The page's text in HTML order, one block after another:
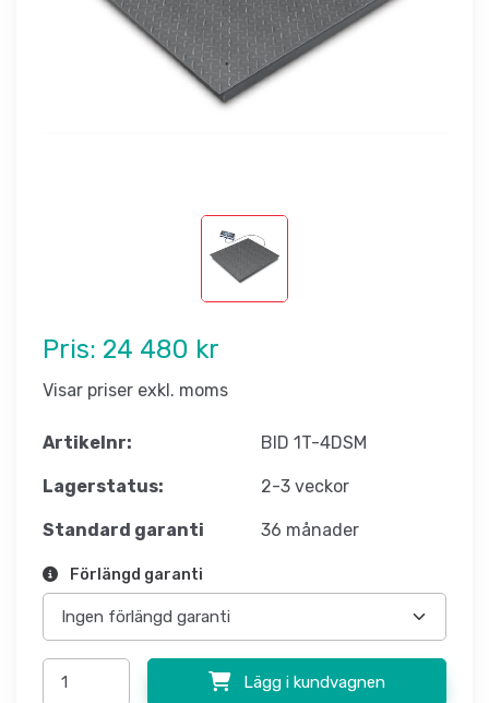
Pris: 24 480 kr
Visar priser exkl. moms
Artikelnr: BID 1T-4DSM
Lagerstatus: 2-3 veckor
Standard garanti 36 månader
Förlängd garanti
Lägg i kundvagnen